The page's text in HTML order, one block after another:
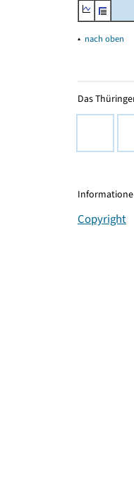
▴ nach oben
Das
Copyright